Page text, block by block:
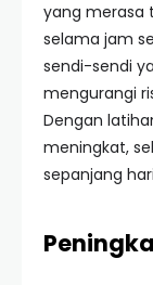
yang merasa
selama jam
sendi-sendi
mengurangi
Dengan
meningkat,
sepanjang